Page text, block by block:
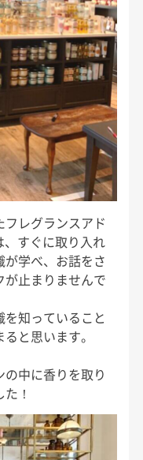
レグランスアド
すぐに取り入れ
学べ、お話をさ
止まりませんで
知っていること
と思います。
中に香りを取り
！